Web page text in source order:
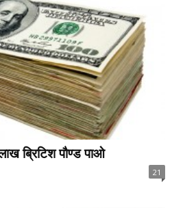
ब्रिटिश पौण्ड पाओ
21